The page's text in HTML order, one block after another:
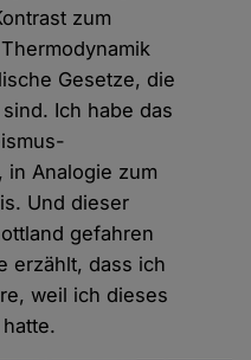
zum
Gesetze, die
Ich habe das
in Analogie zum
Und dieser
gefahren
erzählt, dass ich
weil ich dieses